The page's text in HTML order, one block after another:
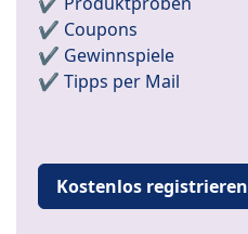
✔️ Coupons
✔️ Gewinnspiele
✔️ Tipps per Mail
Kostenlos registrieren